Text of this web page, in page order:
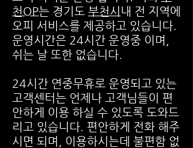
천OP는 경기도 부천시 내 전 지역에
오피 서비스를 제공하고 있습니다.
운영시간은 24시간 운영중 이며,
쉬는 날 또한 없습니다.
24시간 연중무휴로 운영되고 있는
고객센터는 언제나 고객님들이 편
안하게 이용 하실 수 있도록 도와드
리고 있습니다. 편안하게 전화 해주
시면 되며, 이용하시는데 불편함 없